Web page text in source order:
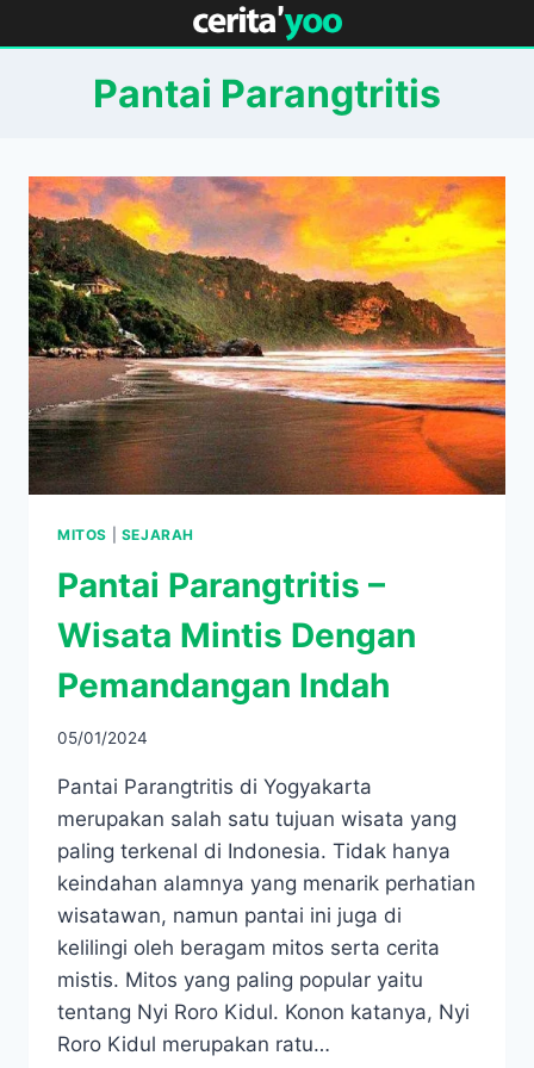
to
Pantai Parangtritis
MITOS SEJARAH
Pantai Parangtritis –
Wisata Mintis Dengan
Pemandangan Indah
05/01/2024
Pantai Parangtritis di Yogyakarta
merupakan salah satu tujuan wisata yang
paling terkenal di Indonesia. Tidak hanya
keindahan alamnya yang menarik perhatian
wisatawan, namun pantai ini juga di
kelilingi oleh beragam mitos serta cerita
mistis. Mitos yang paling popular yaitu
tentang Nyi Roro Kidul. Konon katanya, Nyi
Roro Kidul merupakan ratu…